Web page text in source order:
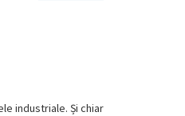
industriale. Și chiar